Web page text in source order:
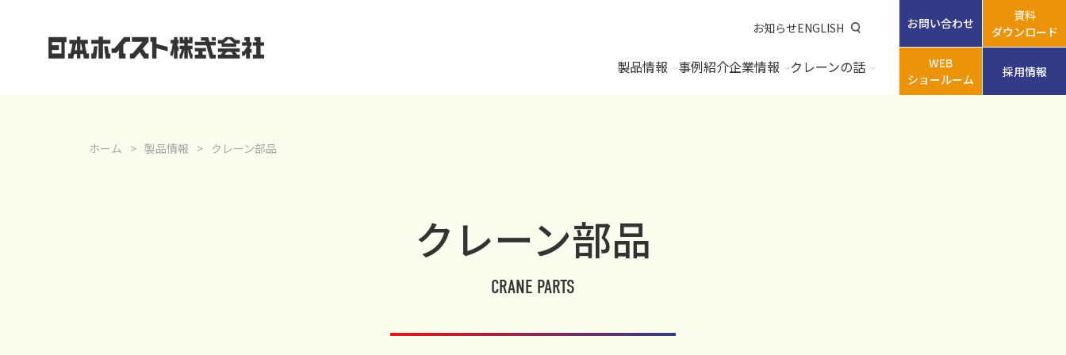
お知らせENGLISH
製品情報 事例紹介企業情報 クレーンの話
お問い合わせ
資料
ダウンロード
WEB
ショールーム
採用情報
ホーム 製品情報 クレーン部品
クレーン部品
CRANE PARTS